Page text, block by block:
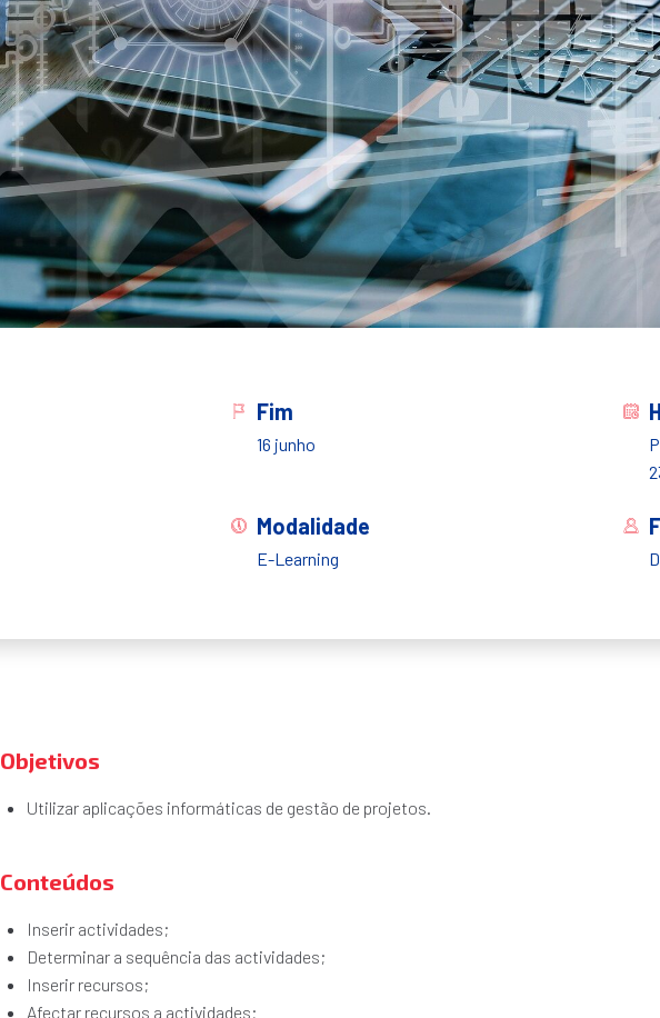
Fim
16 junho
Modalidade
E-Learning
Objetivos
Utilizar aplicações informáticas de gestão de projetos.
Conteúdos
Inserir actividades;
Determinar a sequência das actividades;
Inserir recursos;
Afectar recursos a actividades;